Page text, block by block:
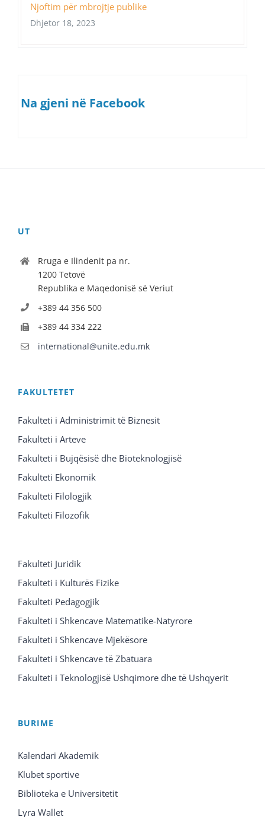
Njoftim për mbrojtje publike
Dhjetor 18, 2023
Na gjeni në Facebook
UT
Rruga e Ilindenit pa nr.
1200 Tetovë
Republika e Maqedonisë së Veriut
+389 44 356 500
+389 44 334 222
international@unite.edu.mk
FAKULTETET
Fakulteti i Administrimit të Biznesit
Fakulteti i Arteve
Fakulteti i Bujqësisë dhe Bioteknologjisë
Fakulteti Ekonomik
Fakulteti Filologjik
Fakulteti Filozofik
Fakulteti Juridik
Fakulteti i Kulturës Fizike
Fakulteti Pedagogjik
Fakulteti i Shkencave Matematike-Natyrore
Fakulteti i Shkencave Mjekësore
Fakulteti i Shkencave të Zbatuara
Fakulteti i Teknologjisë Ushqimore dhe të Ushqyerit
BURIME
Kalendari Akademik
Klubet sportive
Biblioteka e Universitetit
Lyra Wallet